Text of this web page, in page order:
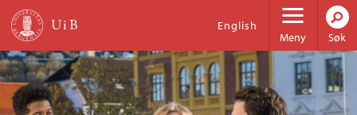
Universitetet i Bergen
Hopp til hovedinnhold
Meny
English
Søk
Informasjon for potensielle studenter